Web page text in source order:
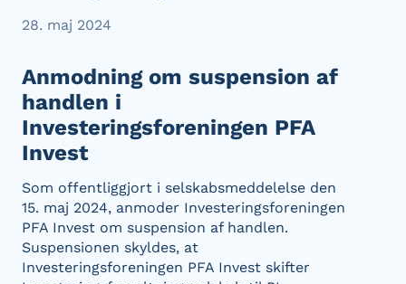
28. maj 2024
Anmodning om suspension af
handlen i
Investeringsforeningen PFA
Invest
Som offentliggjort i selskabsmeddelelse den
15. maj 2024, anmoder Investeringsforeningen
PFA Invest om suspension af handlen.
Suspensionen skyldes, at
Investeringsforeningen PFA Invest skifter